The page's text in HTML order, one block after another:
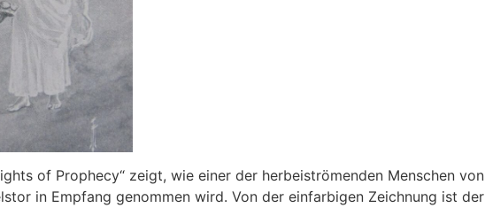
of Prophecy“ zeigt, wie einer der herbeiströmenden Menschen von
in Empfang genommen wird. Von der einfarbigen Zeichnung ist der